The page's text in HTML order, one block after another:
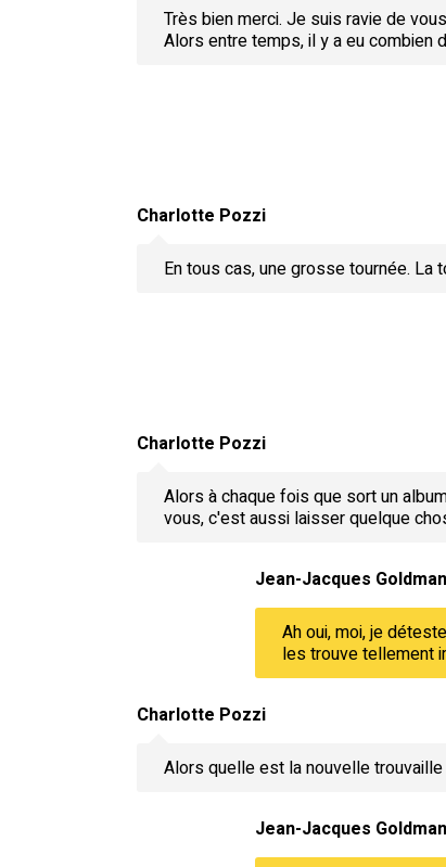
Très bien merci. Je suis ravie de
Alors entre temps, il y a eu combien
Charlotte Pozzi
En tous cas, une grosse tournée.
Charlotte Pozzi
Alors à chaque fois que sort un
vous, c'est aussi laisser quelque
Jean-Jacques Goldman
Ah oui, moi, je
les trouve tellement
Charlotte Pozzi
Alors quelle est la nouvelle
Jean-Jacques Goldman